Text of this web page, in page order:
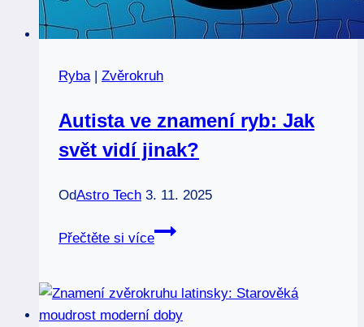
Ryba | Zvěrokruh
Autista ve znamení ryb: Jak
svět vidí jinak?
OdAstro Tech 3. 11. 2025
Přečtěte si více
Autista
ryb:
Jak